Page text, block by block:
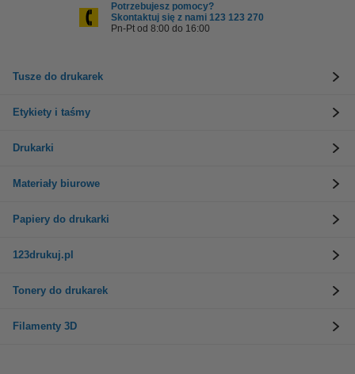
Potrzebujesz pomocy?
Skontaktuj się z nami 123 123 270
Pn-Pt od 8:00 do 16:00
Tusze do drukarek
Etykiety i taśmy
Drukarki
Materiały biurowe
Papiery do drukarki
123drukuj.pl
Tonery do drukarek
Filamenty 3D